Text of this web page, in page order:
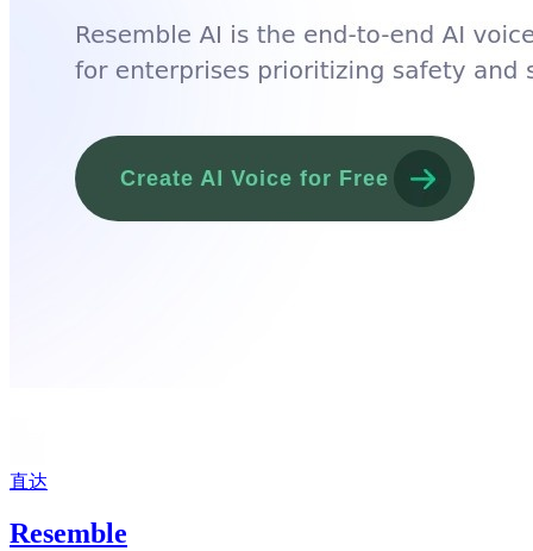
直达
Resemble